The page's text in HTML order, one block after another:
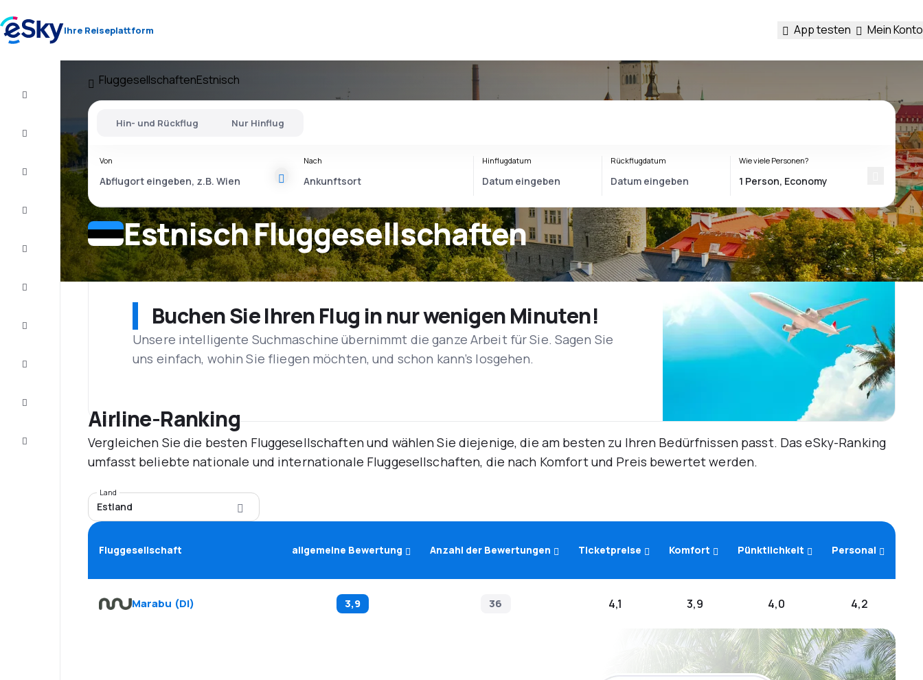
Ihre Reiseplattform App testen Mein Konto
Kurzurlaub
Kundenservice
FluggesellschaftenEstnisch
Estnisch Fluggesellschaften
Hin- und Rückflug Nur Hinflug
Von Nach Hinflugdatum Rückflugdatum Wie viele Personen?
Buchen Sie Ihren Flug in nur wenigen Minuten!
Unsere intelligente Suchmaschine übernimmt die ganze Arbeit für Sie. Sagen Sie
uns einfach, wohin Sie fliegen möchten, und schon kann’s losgehen.
Airline-Ranking
Vergleichen Sie die besten Fluggesellschaften und wählen Sie diejenige, die am besten zu Ihren Bedürfnissen passt. Das eSky-Ranking
umfasst beliebte nationale und internationale Fluggesellschaften, die nach Komfort und Preis bewertet werden.
Land
Estland
Fluggesellschaft allgemeine Bewertung Anzahl der Bewertungen Ticketpreise Komfort Pünktlichkeit Personal
Marabu (DI) 3,9 36 4,1 3,9 4,0 4,2